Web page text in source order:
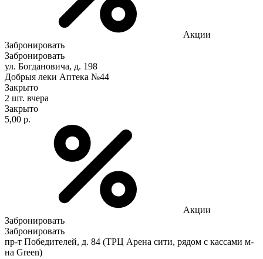
Акции
Забронировать
Забронировать
ул. Богдановича, д. 198
Добрыя леки Аптека №44
Закрыто
2 шт. вчера
Закрыто
5,00 р.
Акции
Забронировать
Забронировать
пр-т Победителей, д. 84 (ТРЦ Арена сити, рядом с кассами м-
на Green)